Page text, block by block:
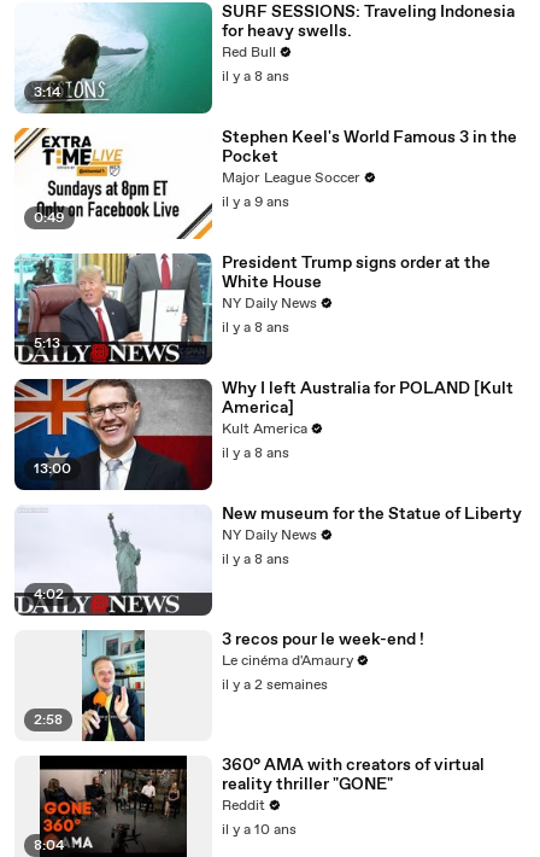
3:14
SURF SESSIONS: Traveling Indonesia
for heavy swells.
Red Bull
il y a 8 ans
0:49
Stephen Keel's World Famous 3 in the
Pocket
Major League Soccer
il y a 9 ans
5:13
President Trump signs order at the
White House
NY Daily News
il y a 8 ans
13:00
Why I left Australia for POLAND [Kult
America]
Kult America
il y a 8 ans
4:02
New museum for the Statue of Liberty
NY Daily News
il y a 8 ans
2:58
3 recos pour le week-end !
Le cinéma d'Amaury
il y a 2 semaines
8:04
360° AMA with creators of virtual
reality thriller "GONE"
Reddit
il y a 10 ans